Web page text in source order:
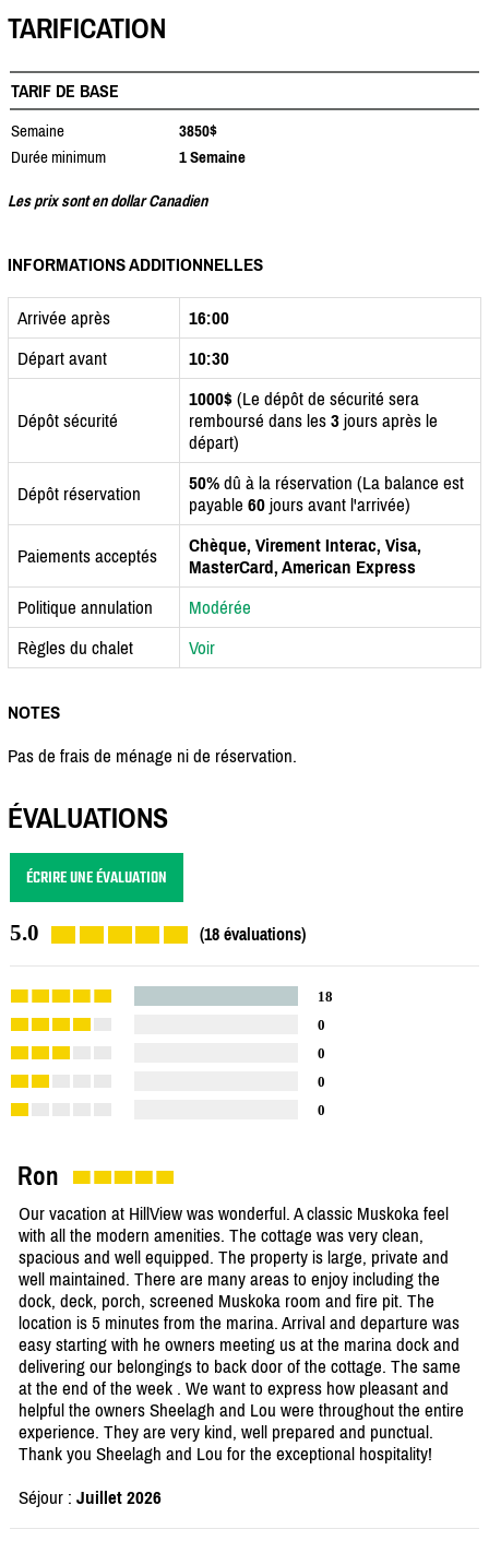
TARIFICATION
TARIF DE BASE
Semaine
3850$
Durée minimum
1 Semaine
Les prix sont en dollar Canadien
INFORMATIONS ADDITIONNELLES
Arrivée après
16:00
Départ avant
10:30
Dépôt sécurité
1000$ (Le dépôt de sécurité sera
remboursé dans les 3 jours après le
départ)
Dépôt réservation 50% dû à la réservation (La balance est
payable 60 jours avant l'arrivée)
Paiements acceptés
Chèque, Virement Interac, Visa,
MasterCard, American Express
Politique annulation
Modérée
Règles du chalet
Voir
NOTES
Pas de frais de ménage ni de réservation.
ÉVALUATIONS
ÉCRIRE UNE ÉVALUATION
5.0 (18 évaluations)
18
0
0
0
0
Ron
Our vacation at HillView was wonderful. A classic Muskoka feel
with all the modern amenities. The cottage was very clean,
spacious and well equipped. The property is large, private and
well maintained. There are many areas to enjoy including the
dock, deck, porch, screened Muskoka room and fire pit. The
location is 5 minutes from the marina. Arrival and departure was
easy starting with he owners meeting us at the marina dock and
delivering our belongings to back door of the cottage. The same
at the end of the week . We want to express how pleasant and
helpful the owners Sheelagh and Lou were throughout the entire
experience. They are very kind, well prepared and punctual.
Thank you Sheelagh and Lou for the exceptional hospitality!
Séjour : Juillet 2026